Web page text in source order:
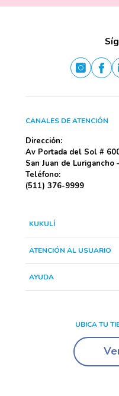
CANALES DE ATENCIÓN
Dirección:
Av Portada del Sol #
San Juan de Lurigancho
Teléfono:
(511) 376-9999
KUKULÍ
ATENCIÓN AL USUARIO
AYUDA
UBICA TU